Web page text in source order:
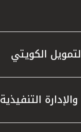
الكويتي
التنفيذية